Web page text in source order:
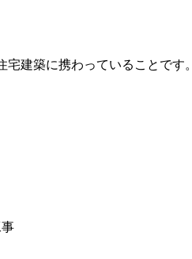
建築に携わっていることです。